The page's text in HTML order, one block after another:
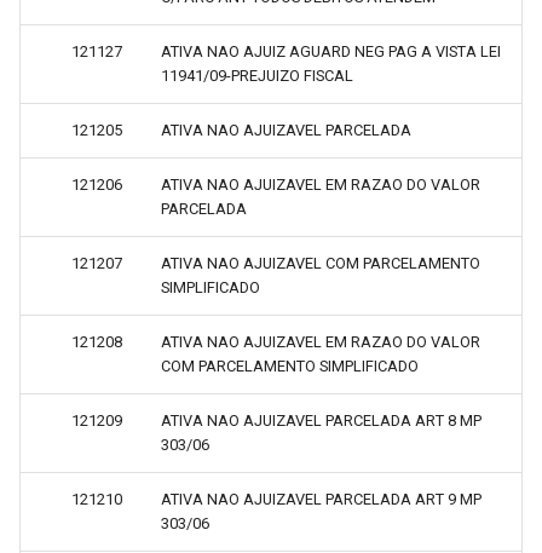
121127
ATIVA NAO AJUIZ AGUARD NEG PAG A VISTA LEI
11941/09-PREJUIZO FISCAL
121205 ATIVA NAO AJUIZAVEL PARCELADA
121206
ATIVA NAO AJUIZAVEL EM RAZAO DO VALOR
PARCELADA
121207
ATIVA NAO AJUIZAVEL COM PARCELAMENTO
SIMPLIFICADO
121208
ATIVA NAO AJUIZAVEL EM RAZAO DO VALOR
COM PARCELAMENTO SIMPLIFICADO
121209
ATIVA NAO AJUIZAVEL PARCELADA ART 8 MP
303/06
121210
ATIVA NAO AJUIZAVEL PARCELADA ART 9 MP
303/06